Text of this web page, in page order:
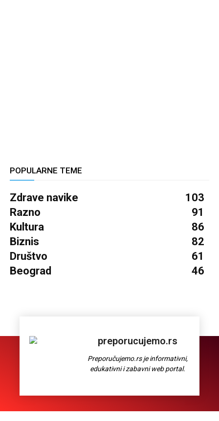
POPULARNE TEME
Zdrave navike
103
Razno
91
Kultura
86
Biznis
82
Društvo
61
Beograd
46
preporucujemo.rs
Preporučujemo.rs je informativni,
edukativni i zabavni web portal.